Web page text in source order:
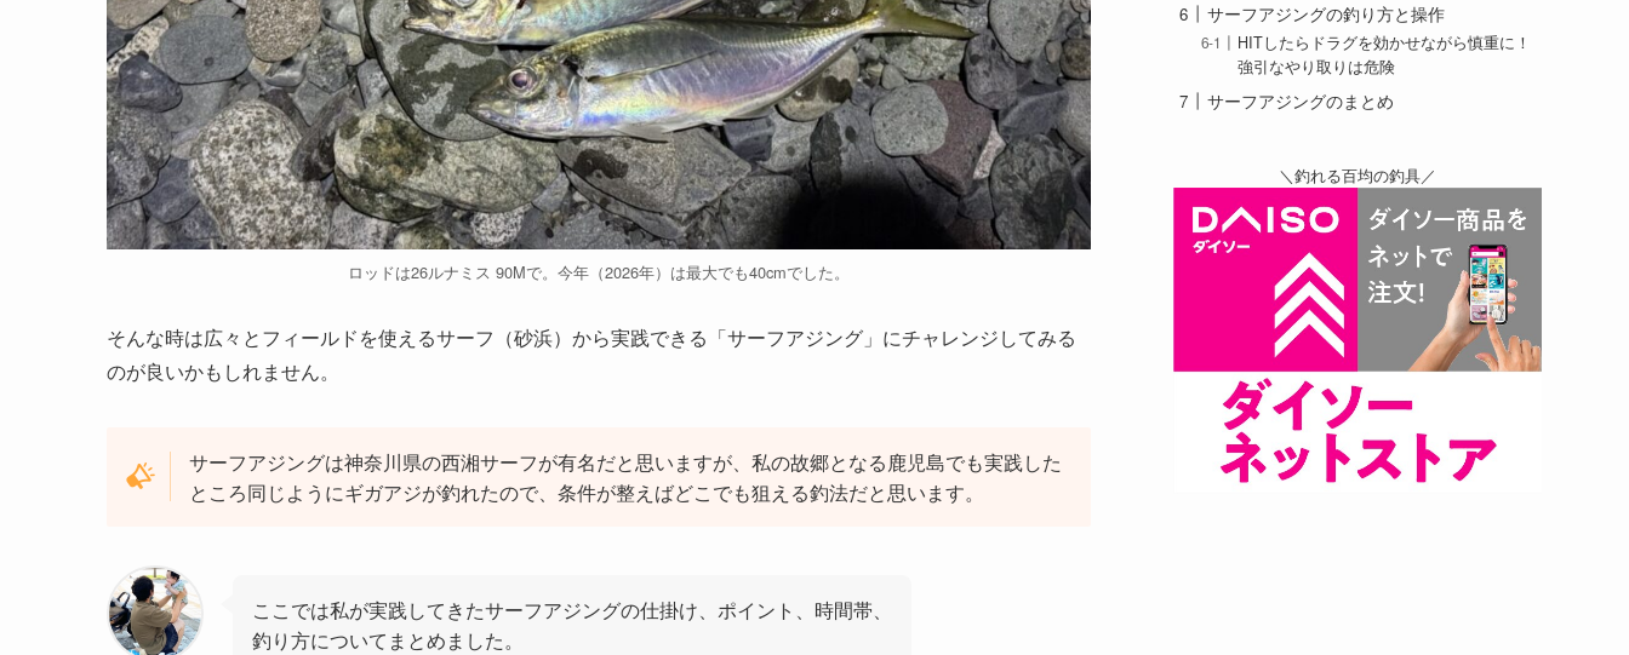
ロッドは26ルナミス 90Mで。今年（2026年）は最大でも40cmでした。
そんな時は広々とフィールドを使えるサーフ（砂浜）から実践できる「サーフアジング」にチャレンジしてみる
のが良いかもしれません。
サーフアジングは神奈川県の西湘サーフが有名だと思いますが、私の故郷となる鹿児島でも実践した
ところ同じようにギガアジが釣れたので、条件が整えばどこでも狙える釣法だと思います。
ここでは私が実践してきたサーフアジングの仕掛け、ポイント、時間帯、
釣り方についてまとめました。
サーフアジングの釣り方と操作
HITしたらドラグを効かせながら慎重に！
強引なやり取りは危険
サーフアジングのまとめ
＼釣れる百均の釣具／